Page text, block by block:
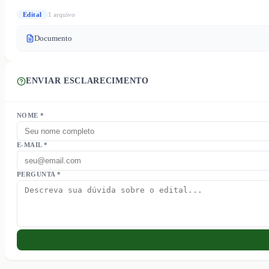
Edital 1 arquivo
Documento
ENVIAR ESCLARECIMENTO
NOME *
E-MAIL *
PERGUNTA *